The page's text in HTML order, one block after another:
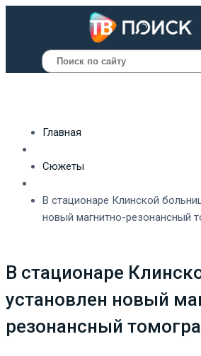
Поиск
Главная
Сюжеты
В стационаре Клинской
новый магнитно-резонансный
В стационаре
установлен новый
резонансный